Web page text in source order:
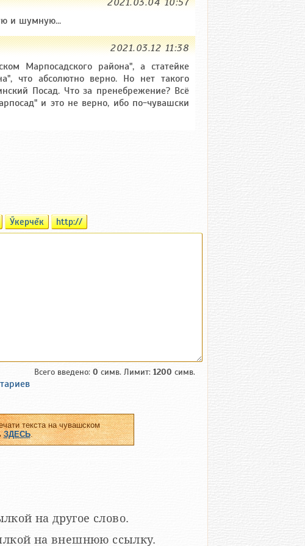
2021.03.04 10:57
и шумную...
2021.03.12 11:38
Марпосадского района", а статейке
что абсолютно верно. Но нет такого
Посад. Что за пренебрежение? Всё
и это не верно, ибо по-чувашски
Ӳкерчĕк http://
Всего введено: 0 симв. Лимит: 1200 симв.
текста на чувашском
ЗДЕСЬ.
на другое слово.
на внешнюю ссылку.